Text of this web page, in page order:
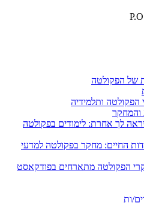
של הפקולטה
הפקולטה ותלמידיה
לך אחרת: לימודים בפקולטה
החיים: מחקר בפקולטה למדעי
הפקולטה מתארחים בפודקאסט
ות